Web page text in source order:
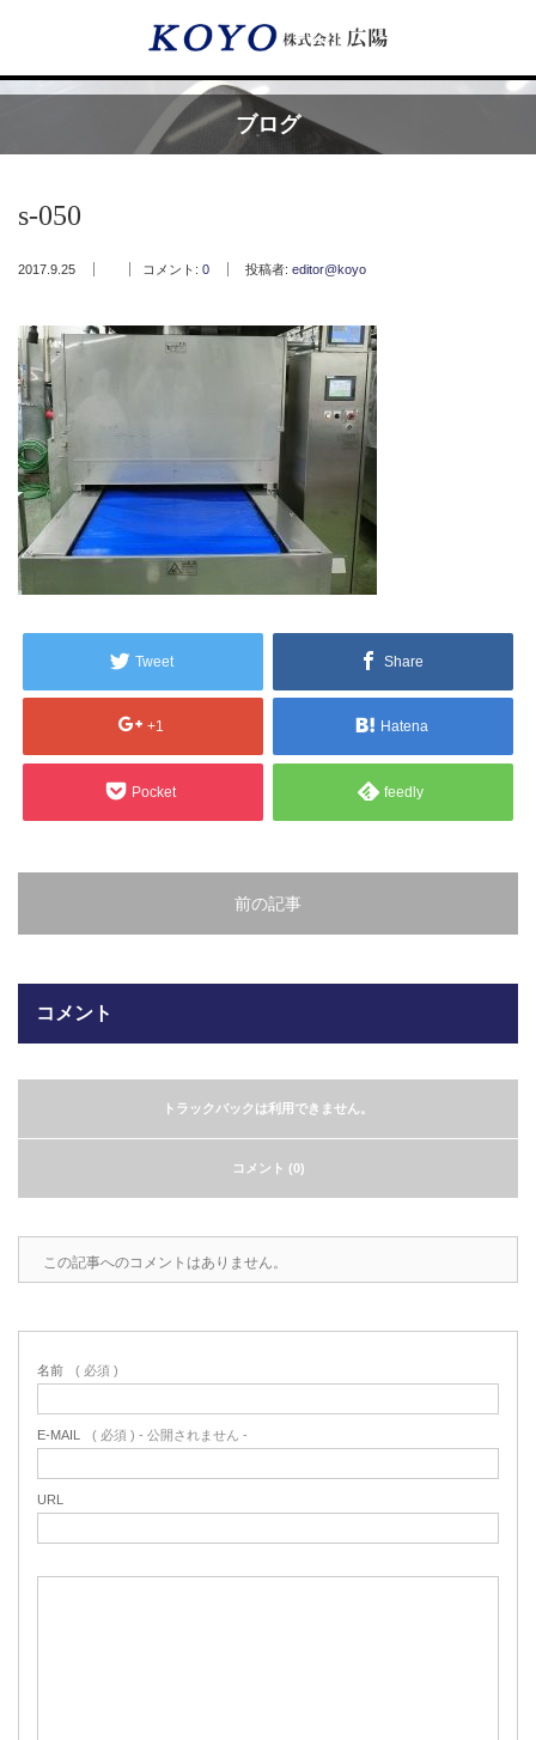
ブログ
s-050
2017.9.25 コメント: 0 投稿者: editor@koyo
Tweet Share
+1 Hatena
Pocket feedly
前の記事
コメント
トラックバックは利用できません。
コメント (0)
この記事へのコメントはありません。
名前 ( 必須 )
E-MAIL ( 必須 ) - 公開されません -
URL
Menu
フッ素樹脂ベルト
取付工事・メンテナンス
販売製品
会社案内/カタログ
カビこんばいカタログ（PDF）
MFライニングカタログ（PDF）
ガラスクロスHT-FLカタログ（PDF）
2023.10.20
今まで使用が出来ないとされていた小
型ベルトコンベアでも使用可能なフッ
素樹脂ベルトを開発…
トタイプのコンベアーベルトです。ベ
2022.6.10
えています。今一番多い問い合わせ
2022.6.6
印刷塗工工程で溶剤系塗料をご使用の